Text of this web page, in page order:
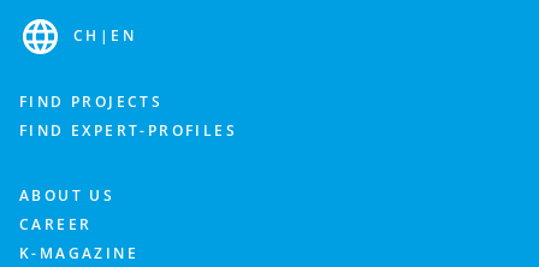
CH | EN
FIND PROJECTS
FIND EXPERT-PROFILES
ABOUT US
CAREER
K-MAGAZINE